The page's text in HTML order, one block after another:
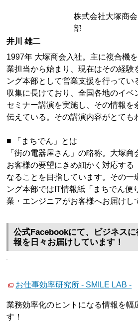
株式会社大塚商
部
井川 雄二
1997年 大塚商会入社。主に複合機
業担当から始まり、現在はその経験
ング本部として営業支援を行ってい
収集に長けており、全国各地のイベ
セミナー講演を実施し、その情報を
伝えている。その講演内容がとても
■ 「まちでん」とは
「街の電器屋さん」の略称。大塚商
お客様の要望にきめ細かく対応する
なることを目指しています。その一
ング本部ではIT情報紙「まちでん便
業・エンジニアがお客様へお届けし
公式Facebookにて、ビジネス
報を日々お届けしています！
お仕事効率研究所 - SMILE LAB -
業務効率化のヒントになる情報を幅
す！